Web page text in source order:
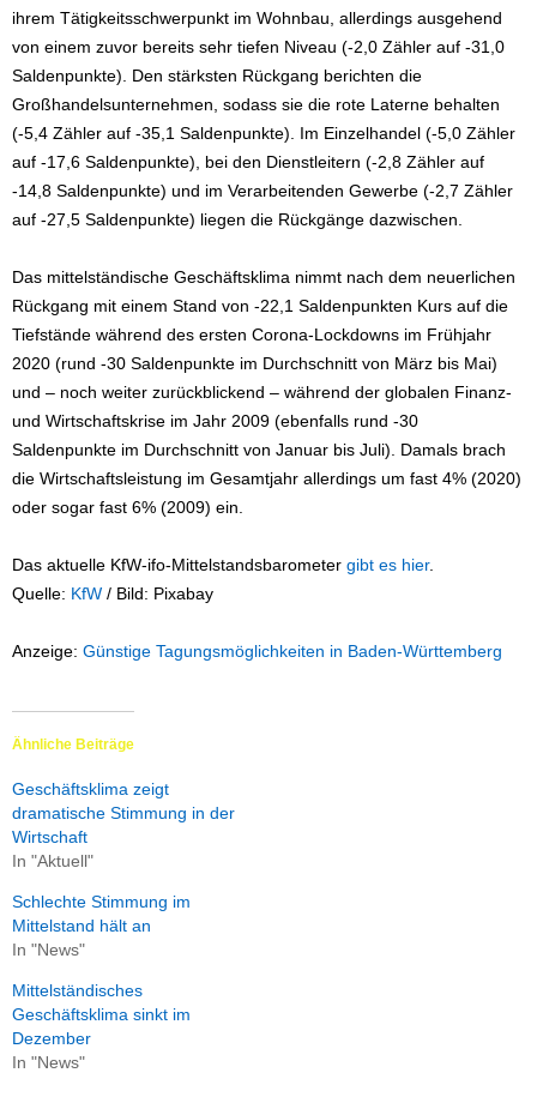
ihrem Tätigkeitsschwerpunkt im Wohnbau, allerdings ausgehend
von einem zuvor bereits sehr tiefen Niveau (-2,0 Zähler auf -31,0
Saldenpunkte). Den stärksten Rückgang berichten die
Großhandelsunternehmen, sodass sie die rote Laterne behalten
(-5,4 Zähler auf -35,1 Saldenpunkte). Im Einzelhandel (-5,0 Zähler
auf -17,6 Saldenpunkte), bei den Dienstleitern (-2,8 Zähler auf
-14,8 Saldenpunkte) und im Verarbeitenden Gewerbe (-2,7 Zähler
auf -27,5 Saldenpunkte) liegen die Rückgänge dazwischen.
Das mittelständische Geschäftsklima nimmt nach dem neuerlichen
Rückgang mit einem Stand von -22,1 Saldenpunkten Kurs auf die
Tiefstände während des ersten Corona-Lockdowns im Frühjahr
2020 (rund -30 Saldenpunkte im Durchschnitt von März bis Mai)
und – noch weiter zurückblickend – während der globalen Finanz-
und Wirtschaftskrise im Jahr 2009 (ebenfalls rund -30
Saldenpunkte im Durchschnitt von Januar bis Juli). Damals brach
die Wirtschaftsleistung im Gesamtjahr allerdings um fast 4% (2020)
oder sogar fast 6% (2009) ein.
Das aktuelle KfW-ifo-Mittelstandsbarometer gibt es hier.
Quelle: KfW / Bild: Pixabay
Anzeige: Günstige Tagungsmöglichkeiten in Baden-Württemberg
Ähnliche Beiträge
Geschäftsklima zeigt
dramatische Stimmung in der
Wirtschaft
In "Aktuell"
Schlechte Stimmung im
Mittelstand hält an
In "News"
Mittelständisches
Geschäftsklima sinkt im
Dezember
In "News"